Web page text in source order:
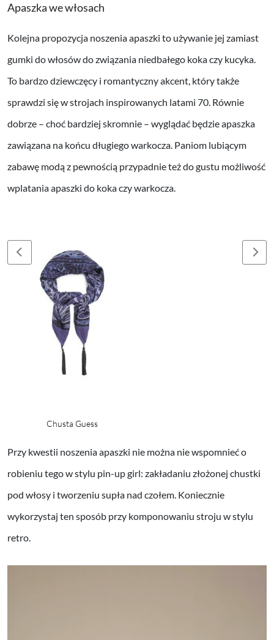
Apaszka we włosach
Kolejna propozycja noszenia apaszki to używanie jej zamiast
gumki do włosów do związania niedbałego koka czy kucyka.
To bardzo dziewczęcy i romantyczny akcent, który także
sprawdzi się w strojach inspirowanych latami 70. Równie
dobrze – choć bardziej skromnie – wyglądać będzie apaszka
zawiązana na końcu długiego warkocza. Paniom lubiącym
zabawę modą z pewnością przypadnie też do gustu możliwość
wplatania apaszki do koka czy warkocza.
Chusta Guess
Przy kwestii noszenia apaszki nie można nie wspomnieć o
robieniu tego w stylu pin-up girl: zakładaniu złożonej chustki
pod włosy i tworzeniu supła nad czołem. Koniecznie
wykorzystaj ten sposób przy komponowaniu stroju w stylu
retro.